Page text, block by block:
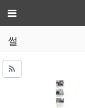
메뉴
썰